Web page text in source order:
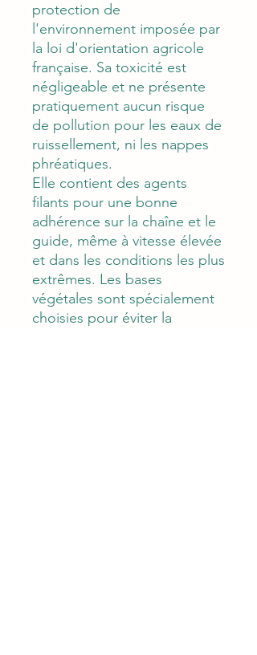
protection de
l'environnement imposée par
la loi d'orientation agricole
française. Sa toxicité est
négligeable et ne présente
pratiquement aucun risque
de pollution pour les eaux de
ruissellement, ni les nappes
phréatiques.
Elle contient des agents
filants pour une bonne
adhérence sur la chaîne et le
guide, même à vitesse élevée
et dans les conditions les plus
extrêmes. Les bases
végétales sont spécialement
choisies pour éviter la